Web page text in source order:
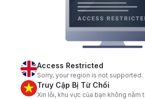
Access Restricted
Sorry, your region is not supported.
Truy Cập Bị Từ Chối
Xin lỗi, khu vực của bạn không nằm